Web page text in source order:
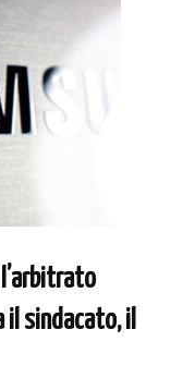
il sindacato, il